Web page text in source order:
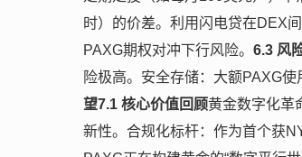
时）的价差。利用闪电贷在DEX
PAXG期权对冲下行风险。 6.3 风
险极高。安全存储：大额PAXG
望7.1 核心价值回顾黄金数字化革
新性。合规化标杆：作为首个获